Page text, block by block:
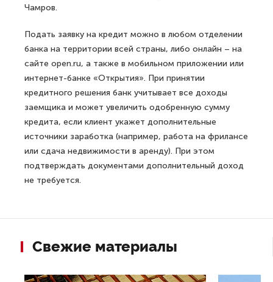
Чамров.
Подать заявку на кредит можно в любом отделении
банка на территории всей страны, либо онлайн – на
сайте open.ru, а также в мобильном приложении или
интернет-банке «Открытия». При принятии
кредитного решения банк учитывает все доходы
заемщика и может увеличить одобренную сумму
кредита, если клиент укажет дополнительные
источники заработка (например, работа на фрилансе
или сдача недвижимости в аренду). При этом
подтверждать документами дополнительный доход
не требуется.
Свежие материалы